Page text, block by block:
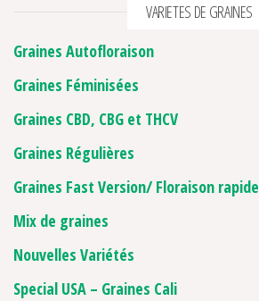
VARIETES DE GRAINES
Graines Autofloraison
Graines Féminisées
Graines CBD, CBG et THCV
Graines Régulières
Graines Fast Version/ Floraison rapide
Mix de graines
Nouvelles Variétés
Special USA – Graines Cali